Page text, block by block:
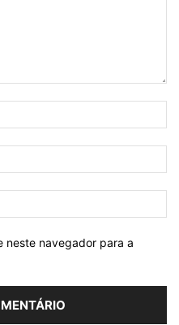
neste navegador para a